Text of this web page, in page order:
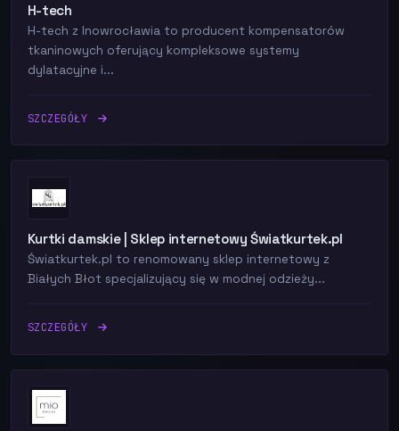
H-tech
H-tech z Inowrocławia to producent kompensatorów
tkaninowych oferujący kompleksowe systemy
dylatacyjne i...
SZCZEGÓŁY
Kurtki damskie | Sklep internetowy Światkurtek.pl
Światkurtek.pl to renomowany sklep internetowy z
Białych Błot specjalizujący się w modnej odzieży...
SZCZEGÓŁY